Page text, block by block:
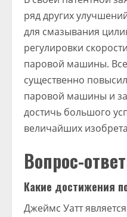
ряд других
для смазывания
регулировки
паровой машины.
существенно
паровой машины и за
достичь большого
величайших
Вопрос-
Какие достижения
Джеймс Уатт